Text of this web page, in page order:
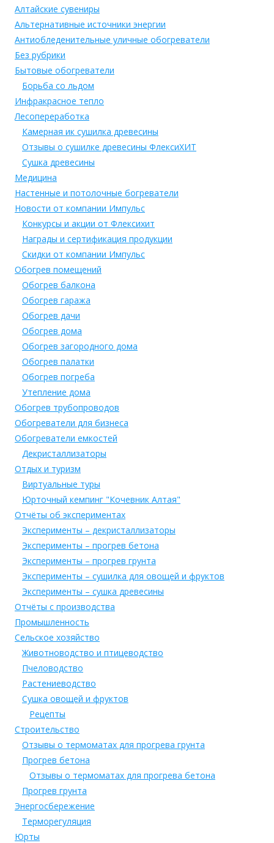
Алтайские сувениры
Альтернативные источники энергии
Антиобледенительные уличные обогреватели
Без рубрики
Бытовые обогреватели
Борьба со льдом
Инфракрасное тепло
Лесопереработка
Камерная ик сушилка древесины
Отзывы о сушилке древесины ФлексиХИТ
Сушка древесины
Медицина
Настенные и потолочные богреватели
Новости от компании Импульс
Конкурсы и акции от Флексихит
Награды и сертификация продукции
Скидки от компании Импульс
Обогрев помещений
Обогрев балкона
Обогрев гаража
Обогрев дачи
Обогрев дома
Обогрев загородного дома
Обогрев палатки
Обогрев погреба
Утепление дома
Обогрев трубопроводов
Обогреватели для бизнеса
Обогреватели емкостей
Декристаллизаторы
Отдых и туризм
Виртуальные туры
Юрточный кемпинг "Кочевник Алтая"
Отчёты об экспериментах
Эксперименты – декристаллизаторы
Эксперименты – прогрев бетона
Эксперименты – прогрев грунта
Эксперименты – сушилка для овощей и фруктов
Эксперименты – сушка древесины
Отчёты с производства
Промышленность
Сельское хозяйство
Животноводство и птицеводство
Пчеловодство
Растениеводство
Сушка овощей и фруктов
Рецепты
Строительство
Отзывы о термоматах для прогрева грунта
Прогрев бетона
Отзывы о термоматах для прогрева бетона
Прогрев грунта
Энергосбережение
Терморегуляция
Юрты